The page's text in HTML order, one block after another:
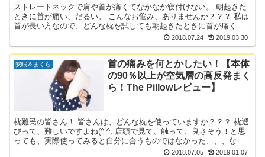
ストレートネックで肩や首が痛くてなかなか寝付けない。 朝起きた
ときに首が痛い、だるい。 こんなお悩み、ありませんか？？？ 私は
首が長い方なので、どんな枕を試しても朝起きたときに首が痛くて
痛くてたまりませんでした。 肩こりもひどい方なのですが...
2018.07.24 2019.03.30
安眠＆まくら
首の痛みを何とかしたい！【本体
の90％以上が空気層の高反発まく
ら！The Pillowレビュー】
枕難民の皆さん！ 皆さんは、どんな枕を使っていますか？？？ 枕選
びって、難しいですよね(^-^; 店頭で見て、触って、良さそう！と思
っても、実際使ってみると自分に合うものではなかった、、、など
など。 私は、首のこりがひどく、寝ているときでも...
2018.07.05 2019.01.07